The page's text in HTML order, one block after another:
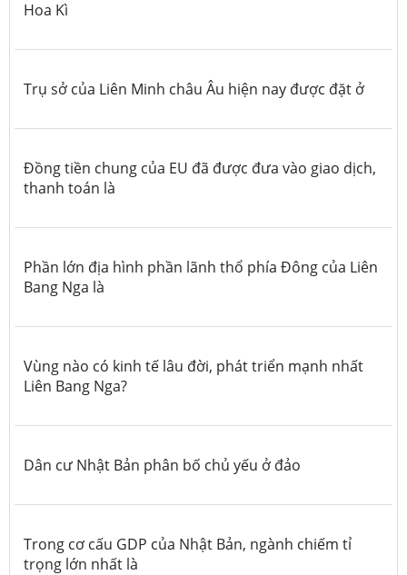
Hoa Kì
Trụ sở của Liên Minh châu Âu hiện nay được đặt ở
Đồng tiền chung của EU đã được đưa vào giao dịch,
thanh toán là
Phần lớn địa hình phần lãnh thổ phía Đông của Liên
Bang Nga là
Vùng nào có kinh tế lâu đời, phát triển mạnh nhất
Liên Bang Nga?
Dân cư Nhật Bản phân bố chủ yếu ở đảo
Trong cơ cấu GDP của Nhật Bản, ngành chiếm tỉ
trọng lớn nhất là